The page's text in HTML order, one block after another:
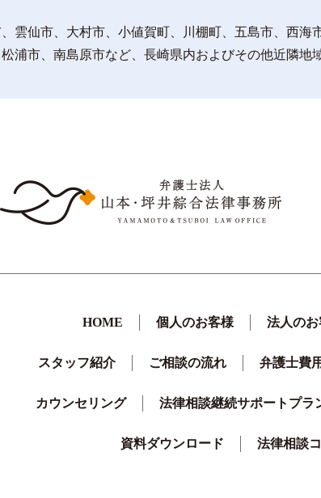
雲仙市、大村市、小値賀町、川棚町、五島市、西
浦市、南島原市など、長崎県内およびその他近隣地
HOME 個人のお客様 法人の
スタッフ紹介 ご相談の流れ 弁護士費用
カウンセリング 法律相談継続サポートプラ
資料ダウンロード 法律相談